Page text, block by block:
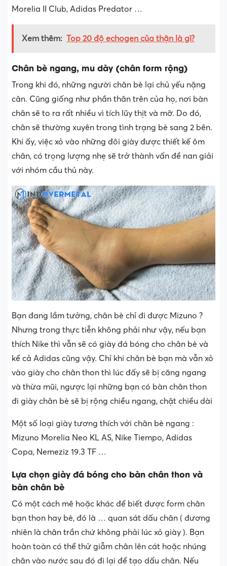
Morelia II Club, Adidas Predator …
Xem thêm: Top 20 độ echogen của thận là gì?
Chân bè ngang, mu dày (chân form rộng)
Trong khi đó, những người chân bè lại chủ yếu nặng
cân. Cũng giống như phần thân trên của họ, nơi bàn
chân sẽ to ra rất nhiều vì tích lũy thịt và mỡ. Do đó,
chân sẽ thường xuyên trong tình trạng bè sang 2 bên.
Khi ấy, việc xỏ vào những đôi giày được thiết kế ôm
chân, có trọng lượng nhẹ sẽ trở thành vấn đề nan giải
với nhóm cầu thủ này.
Bạn đang lầm tưởng, chân bè chỉ đi được Mizuno ?
Nhưng trong thực tiễn không phải như vậy, nếu bạn
thích Nike thì vẫn sẽ có giày đá bóng cho chân bè và
kể cả Adidas cũng vậy. Chỉ khi chân bè bạn mà vẫn xỏ
vào giày cho chân thon thì lúc đấy sẽ bị căng ngang
và thừa mũi, ngược lại những bạn có bàn chân thon
đi giày chân bè sẽ bị rộng chiều ngang, chật chiều dài
Một số loại giày tương thích với chân bè ngang :
Mizuno Morelia Neo KL AS, Nike Tiempo, Adidas
Copa, Nemeziz 19.3 TF …
Lựa chọn giày đá bóng cho bàn chân thon và
bàn chân bè
Có một cách mê hoặc khác để biết được form chân
bạn thon hay bè, đó là … quan sát dấu chân ( đương
nhiên là chân trần chứ không phải lúc xỏ giày ). Bạn
hoàn toàn có thể thử giẫm chân lên cát hoặc nhúng
chân vào nước sau đó đi lại để tạo dấu chân. Nếu